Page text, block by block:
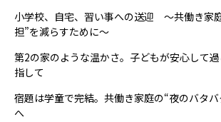
小学校、自宅、習い事への送迎 ～共働き家
担”を減らすために～
第2の家のような温かさ。子どもが安心して
指して
宿題は学童で完結。共働き家庭の“夜のバタ
へ